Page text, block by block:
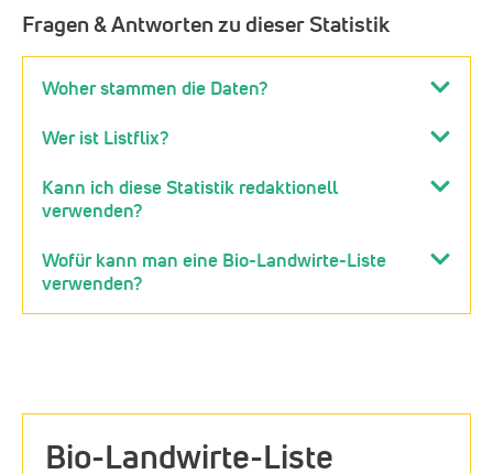
Fragen & Antworten zu dieser Statistik
Woher stammen die Daten?
Wer ist Listflix?
Kann ich diese Statistik redaktionell
verwenden?
Wofür kann man eine Bio-Landwirte-Liste
verwenden?
Bio-Landwirte-Liste